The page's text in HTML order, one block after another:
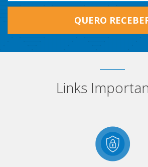
QUERO
Links